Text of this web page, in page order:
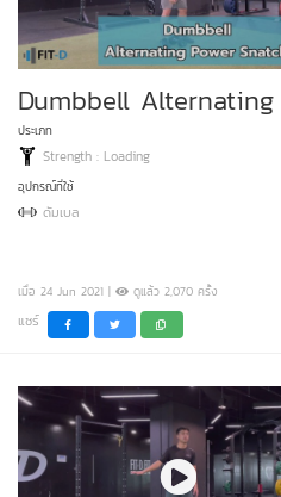
Dumbbell Alternating
ประเภท
Strength : Loading
อุปกรณ์ที่ใช้
ดัมเบล
เมื่อ 24 Jun 2021 | ดูแล้ว 2,070 ครั้ง
แชร์